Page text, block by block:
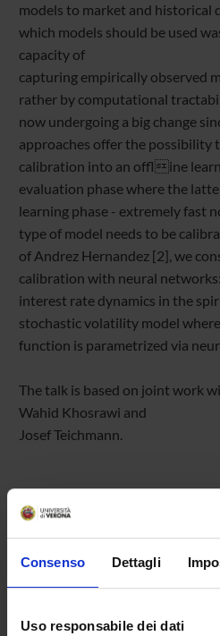
Consenso Dettagli
Uso responsabile dei dati
models to market and historical
which models should be used
capacity of
capturing empirically observed
rather by computational
now undergoing a big change
approaches offer the possibility
calibration into an offline
evaluation phase where the
learning phase - extremely fast
type of model needs to be
of Andrez Hernandez [2], we
calibration with neural
interest rate dynamics in the
stochastic volatility model
function is parametrized via
The talk is based on joint work
Wahid Khosrawi and
Josef Teichmann.
[1] D. Brigo and F. Mercurio.
and calibration to market
[2] A. Hernandez. Model